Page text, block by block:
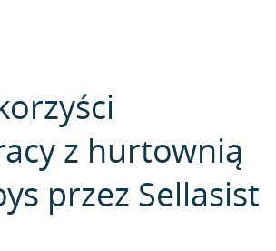
z hurtownią
przez Sellasist